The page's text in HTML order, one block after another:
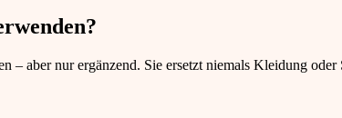
– aber nur ergänzend. Sie ersetzt niemals Kleidung oder